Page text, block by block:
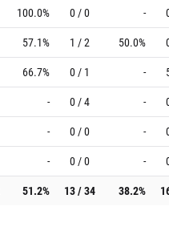
100.0% 0 / 0 -
57.1% 1 / 2 50.0%
66.7% 0 / 1 -
- 0 / 4 -
- 0 / 0 -
- 0 / 0 -
51.2% 13 / 34 38.2%